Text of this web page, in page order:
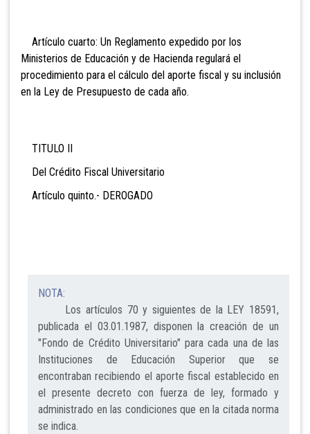
Artículo cuarto: Un Reglamento expedido por los
Ministerios de Educación y de Hacienda regulará el
procedimiento para el cálculo del aporte fiscal y su inclusión
en la Ley de Presupuesto de cada año.
TITULO II
Del Crédito Fiscal Universitario
Artículo quinto.- DEROGADO
NOTA:
Los artículos 70 y siguientes de la LEY 18591,
publicada el 03.01.1987, disponen la creación de un
"Fondo de Crédito Universitario" para cada una de las
Instituciones de Educación Superior que se
encontraban recibiendo el aporte fiscal establecido en
el presente decreto con fuerza de ley, formado y
administrado en las condiciones que en la citada norma
se indica.